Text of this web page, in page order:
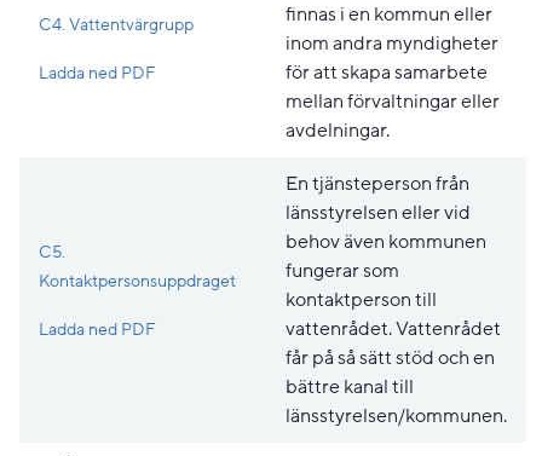
C4. Vattentvärgrupp
Ladda ned PDFPdf, 227.2 kB, öppnas i nytt fönster.
finnas i en kommun eller
inom andra myndigheter
för att skapa samarbete
mellan förvaltningar eller
avdelningar.
C5.
Kontaktpersonsuppdraget
Ladda ned PDFPdf, 196.3 kB, öppnas i nytt fönster.
En tjänsteperson från
länsstyrelsen eller vid
behov även kommunen
fungerar som
kontaktperson till
vattenrådet. Vattenrådet
får på så sätt stöd och en
bättre kanal till
länsstyrelsen/kommunen.